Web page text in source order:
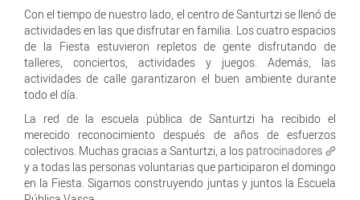
Con el tiempo de nuestro lado, el centro de Santurtzi se llenó de
actividades en las que disfrutar en familia. Los cuatro espacios
de la Fiesta estuvieron repletos de gente disfrutando de
talleres, conciertos, actividades y juegos. Además, las
actividades de calle garantizaron el buen ambiente durante
todo el día.
La red de la escuela pública de Santurtzi ha recibido el
merecido reconocimiento después de años de esfuerzos
colectivos. Muchas gracias a Santurtzi, a los patrocinadores
y a todas las personas voluntarias que participaron el domingo
en la Fiesta. Sigamos construyendo juntas y juntos la Escuela